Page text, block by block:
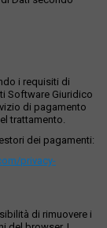
i requisiti di
Software Giuridico
di pagamento
trattamento.
dei pagamenti:
privacy-
di rimuovere i